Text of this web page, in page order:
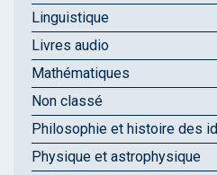
Linguistique
Livres audio
Mathématiques
Non classé
Philosophie et histoire des
Physique et astrophysique